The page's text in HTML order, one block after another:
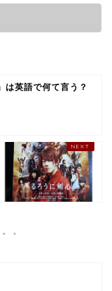
は英語で何て言う？